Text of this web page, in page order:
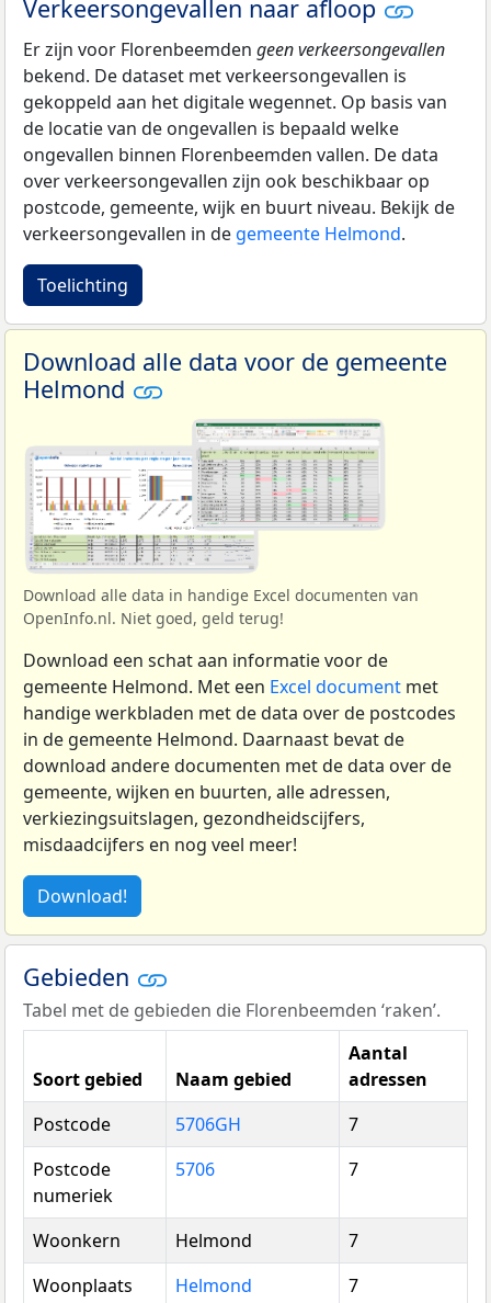
Verkeersongevallen naar afloop
Er zijn voor Florenbeemden geen verkeersongevallen
bekend. De dataset met verkeersongevallen is
gekoppeld aan het digitale wegennet. Op basis van
de locatie van de ongevallen is bepaald welke
ongevallen binnen Florenbeemden vallen. De data
over verkeersongevallen zijn ook beschikbaar op
postcode, gemeente, wijk en buurt niveau. Bekijk de
verkeersongevallen in de gemeente Helmond.
Toelichting
Download alle data voor de gemeente
Helmond
Download alle data in handige Excel documenten van
OpenInfo.nl. Niet goed, geld terug!
Download een schat aan informatie voor de
gemeente Helmond. Met een Excel document met
handige werkbladen met de data over de postcodes
in de gemeente Helmond. Daarnaast bevat de
download andere documenten met de data over de
gemeente, wijken en buurten, alle adressen,
verkiezingsuitslagen, gezondheidscijfers,
misdaadcijfers en nog veel meer!
Download!
Gebieden
Tabel met de gebieden die Florenbeemden ‘raken’.
Soort gebied Naam gebied
Aantal
adressen
Postcode
5706GH
7
Postcode
numeriek
5706 7
Woonkern Helmond
7
Woonplaats
Helmond
7